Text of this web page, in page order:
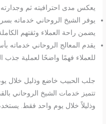
يعكس مدى احترافيته ثم وجدارته
يوفر الشيخ الروحاني خدماته
يضمن راحة العملاء وثقتهم
يقدم المعالج الروحاني
للعملاء فهمًا واضحًا لعملية جذب
جلب الحبيب خاضع وذليل خلال
تتميز خدمات الشيخ الروحاني
وذليلاً خلال يوم واحد فقط.